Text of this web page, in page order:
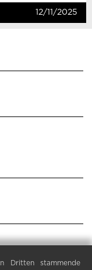
12/11/2025
Dritten stammende